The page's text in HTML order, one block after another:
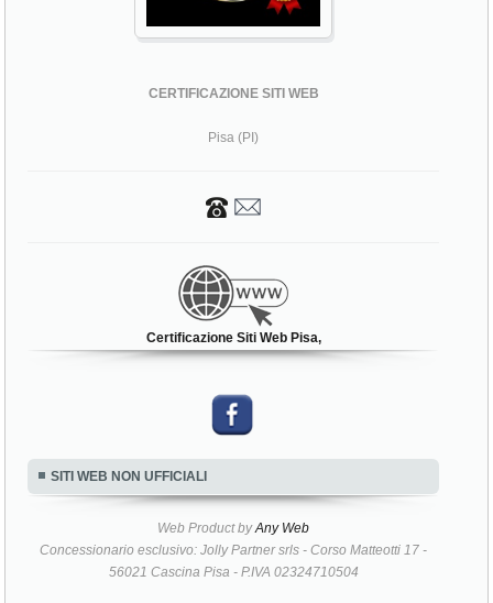
CERTIFICAZIONE SITI WEB
Pisa (PI)
Certificazione Siti Web Pisa,
SITI WEB NON UFFICIALI
Web Product byAny Web
Concessionario esclusivo: Jolly Partner srls - Corso Matteotti 17 -
56021 Cascina Pisa - P.IVA 02324710504